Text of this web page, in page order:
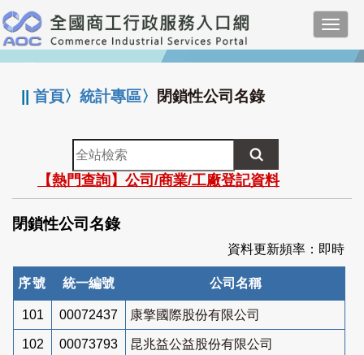
跳
到
主
要
:::
||首頁〉統計專區〉 閉鎖性公司名錄
全
站
檢
索
【熱門查詢】公司/商業/工廠登記資料
閉鎖性公司名錄
資料更新頻率：即時
序號 統一編號 公司名稱
101 00072437 康擎國際股份有限公司
102 00073793 昆兆益公益股份有限公司